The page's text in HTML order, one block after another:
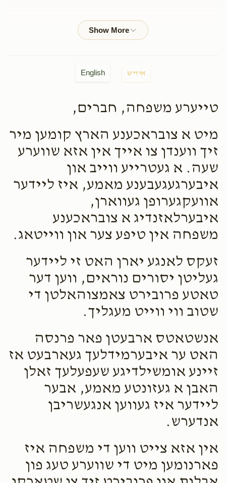
Volvy Noyowits
Volvy Noyowits
Yanky & Shifra Weinberger
2 months ago $50.00
AnonymousVolvy Noyowits
2 months ago $100.00
English אידיש
טייערע משפחה, חברים,
מיט א צובראכענע הארץ קומען מיר
זיך ווענדן צו אייך אין אזא שווערע
שעה. א געטרייע ווייב און
איבערגעגעבענע מאמע, איז ליידער
אוועקגערופן געווארן,
איבערלאזנדיג א צובראכענע
משפחה אין טיפע צער און ווייטאג.
זעקס לאנגע יארן האט זי ליידער
געליטן יסורים נוראים, ווען דער
טאטע פרובירט צאמצוהאלטן די
שטוב ווי ווייט מעגליך.
אנשטאטס ארבעטן פאר פרנסה
האט ער איבערמידלעך געארבעט אז
זיינע אומשילדיגע שעפעלעך זאלן
האבן א געזונטע מאמע, אבער
ליידער איז געווען אנגעשריבן
אנדערש.
אין אזא צייט ווען די משפחה איז
פארנומען מיט די שווערע טעג פון